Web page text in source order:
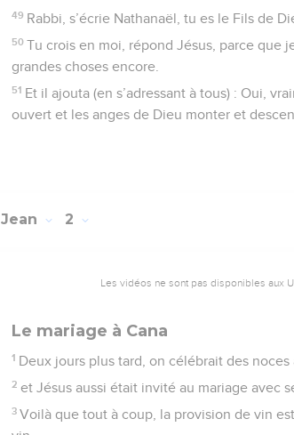
49 Rabbi, s’écrie Nathanaël, tu es le Fils de
50 Tu crois en moi, répond Jésus, parce que
grandes choses encore.
51 Et il ajouta (en s’adressant à tous) : Oui,
ouvert et les anges de Dieu monter et
Jean 2
Les vidéos ne sont pas disponibles aux
Le mariage à Cana
1 Deux jours plus tard, on célébrait des
2 et Jésus aussi était invité au mariage avec
3 Voilà que tout à coup, la provision de vin